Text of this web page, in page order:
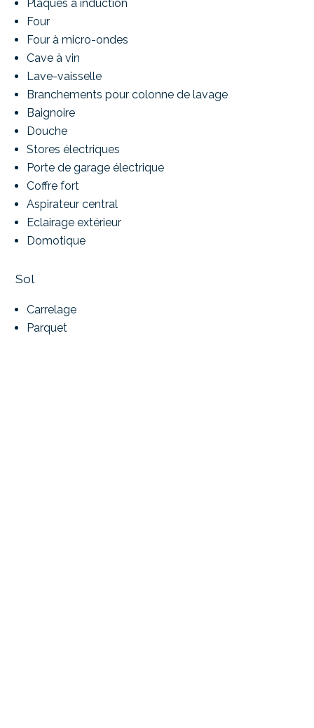
Plaques à induction
Four
Four à micro-ondes
Cave à vin
Lave-vaisselle
Branchements pour colonne de lavage
Baignoire
Douche
Stores électriques
Porte de garage électrique
Coffre fort
Aspirateur central
Eclairage extérieur
Domotique
Sol
Carrelage
Parquet